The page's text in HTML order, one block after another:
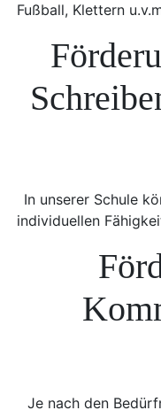
Fußball, Klettern
In unserer Schule
individuellen
Je nach den